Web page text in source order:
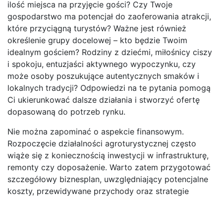
ilość miejsca na przyjęcie gości? Czy Twoje
gospodarstwo ma potencjał do zaoferowania atrakcji,
które przyciągną turystów? Ważne jest również
określenie grupy docelowej – kto będzie Twoim
idealnym gościem? Rodziny z dziećmi, miłośnicy ciszy
i spokoju, entuzjaści aktywnego wypoczynku, czy
może osoby poszukujące autentycznych smaków i
lokalnych tradycji? Odpowiedzi na te pytania pomogą
Ci ukierunkować dalsze działania i stworzyć ofertę
dopasowaną do potrzeb rynku.
Nie można zapominać o aspekcie finansowym.
Rozpoczęcie działalności agroturystycznej często
wiąże się z koniecznością inwestycji w infrastrukturę,
remonty czy doposażenie. Warto zatem przygotować
szczegółowy biznesplan, uwzględniający potencjalne
koszty, przewidywane przychody oraz strategie